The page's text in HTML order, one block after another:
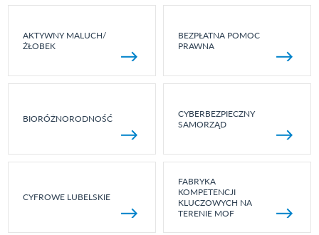
AKTYWNY MALUCH/
ŻŁOBEK
BEZPŁATNA POMOC
PRAWNA
BIORÓŻNORODNOŚĆ
CYBERBEZPIECZNY
SAMORZĄD
CYFROWE LUBELSKIE
FABRYKA
KOMPETENCJI
KLUCZOWYCH NA
TERENIE MOF